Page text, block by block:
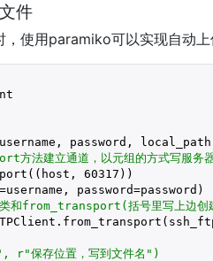
件
使用paramiko可以实现自动上
password,
法建立通道，以元组的方式写服务
60317 ))
password=password)
from_transport(括号里写上边创
保存位置，写到文件名")